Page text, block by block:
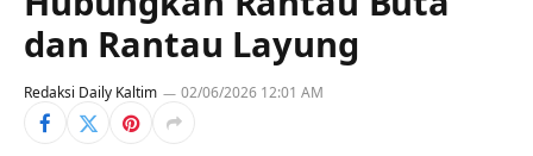
dan Rantau Layung
Redaksi Daily Kaltim 02/06/2026 12:01 AM